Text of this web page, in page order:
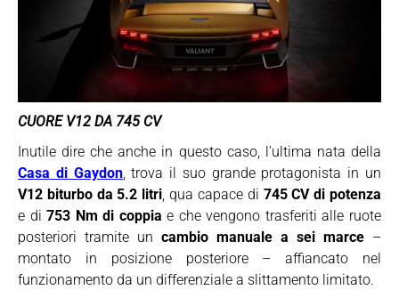
CUORE V12 DA 745 CV
Inutile dire che anche in questo caso, l’ultima nata della
Casa di Gaydon, trova il suo grande protagonista in un
V12 biturbo da 5.2 litri , qua capace di 745 CV di potenza
e di753 Nm di coppia e che vengono trasferiti alle ruote
posteriori tramite un cambio manuale a sei marce –
montato in posizione posteriore – affiancato nel
funzionamento da un differenziale a slittamento limitato.